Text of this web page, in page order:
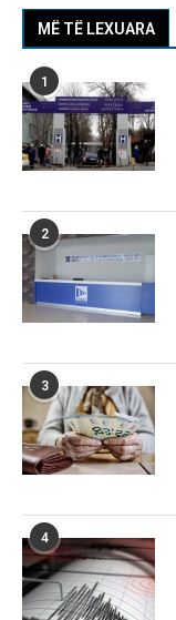
MË TË LEXUARA
1
2
3
4